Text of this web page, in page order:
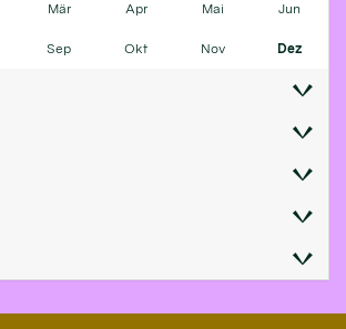
Mär Apr Mai Jun
Sep Okt Nov Dez